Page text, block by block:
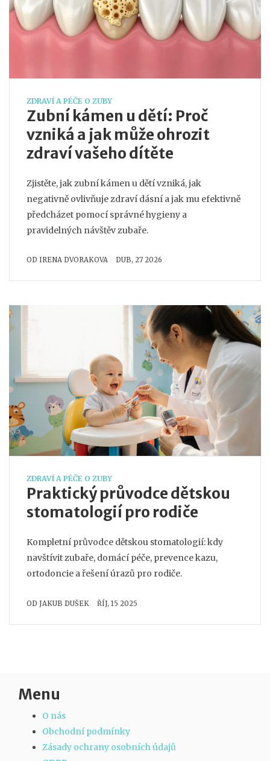
ZDRAVÍ A PÉČE O ZUBY
Zubní kámen u dětí: Proč
vzniká a jak může ohrozit
zdraví vašeho dítěte
Zjistěte, jak zubní kámen u dětí vzniká, jak
negativně ovlivňuje zdraví dásní a jak mu efektivně
předcházet pomocí správné hygieny a
pravidelných návštěv zubaře.
OD IRENA DVORAKOVA DUB, 27 2026
ZDRAVÍ A PÉČE O ZUBY
Praktický průvodce dětskou
stomatologií pro rodiče
Kompletní průvodce dětskou stomatologií: kdy
navštívit zubaře, domácí péče, prevence kazu,
ortodoncie a řešení úrazů pro rodiče.
OD JAKUB DUŠEK ŘÍJ, 15 2025
Menu
O nás
Obchodní podmínky
Zásady ochrany osobních údajů